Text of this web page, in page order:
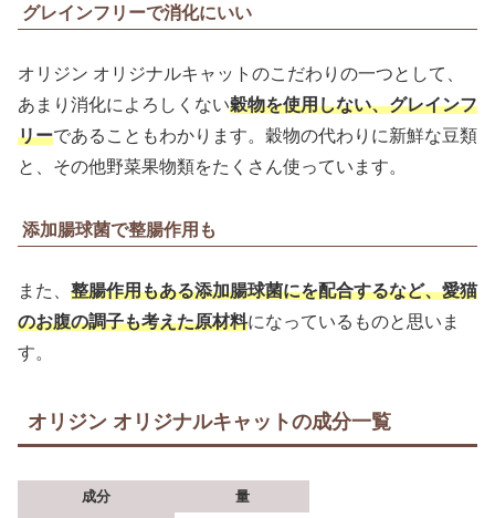
グレインフリーで消化にいい
オリジン オリジナルキャットのこだわりの一つとして、
あまり消化によろしくない穀物を使用しない、グレインフ
リーであることもわかります。穀物の代わりに新鮮な豆類
と、その他野菜果物類をたくさん使っています。
添加腸球菌で整腸作用も
また、 整腸作用もある添加腸球菌にを配合するなど、愛猫
のお腹の調子も考えた原材料になっているものと思いま
す。
オリジン オリジナルキャットの成分一覧
成分
量